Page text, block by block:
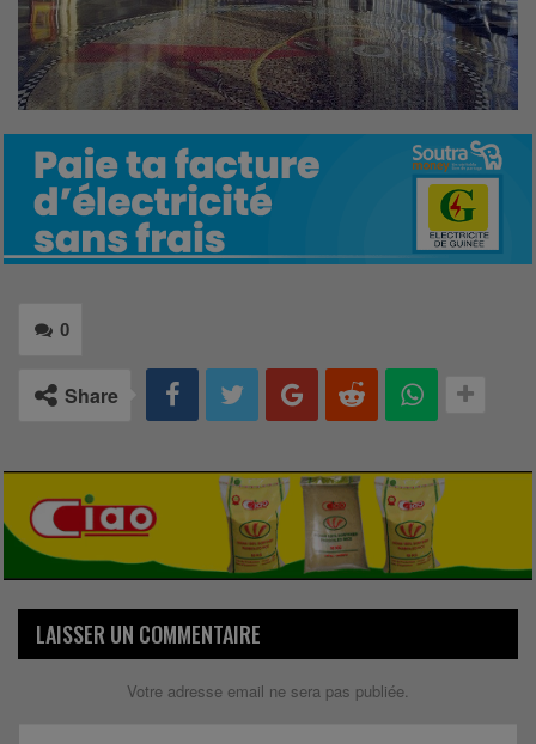
0
Share
LAISSER UN COMMENTAIRE
Votre adresse email ne sera pas publiée.